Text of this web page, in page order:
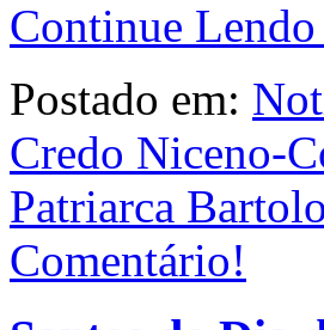
Continue
Postado em:
Credo Niceno-
Patriarca
Comentário!